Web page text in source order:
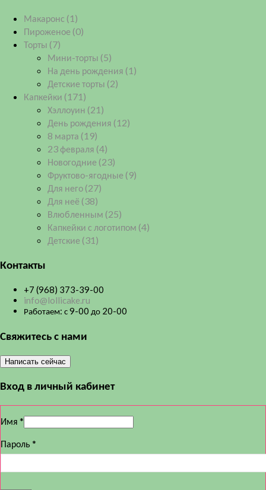
Макаронс (1)
Пироженое (0)
Торты (7)
Мини-торты (5)
На день рождения (1)
Детские торты (2)
Капкейки (171)
Хэллоуин (21)
День рождения (12)
8 марта (19)
23 февраля (4)
Новогодние (23)
Фруктово-ягодные (9)
Для него (27)
Для неё (38)
Влюбленным (25)
Капкейки с логотипом (4)
Детские (31)
Контакты
+7 (968) 373-39-00
info@lollicake.ru
Работаем: с 9-00 до 20-00
Свяжитесь с нами
Написать сейчас
Вход в личный кабинет
Имя *
Пароль *